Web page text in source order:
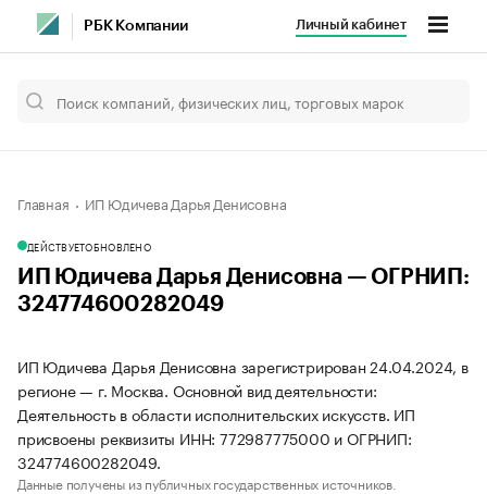
РБК Компании Личный кабинет
Главная ИП Юдичева Дарья Денисовна
ДЕЙСТВУЕТОБНОВЛЕНО
ИП Юдичева Дарья Денисовна — ОГРНИП:
324774600282049
ИП Юдичева Дарья Денисовна зарегистрирован 24.04.2024, в
регионе — г. Москва. Основной вид деятельности:
Деятельность в области исполнительских искусств. ИП
присвоены реквизиты ИНН: 772987775000 и ОГРНИП:
324774600282049.
Данные получены из публичных государственных источников.